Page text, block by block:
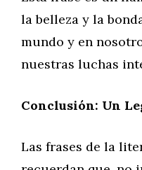
la belleza y la
mundo y en
nuestras luchas
Conclusión: Un
Las frases de la